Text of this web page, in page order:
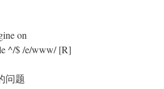
on
^/$ /e/www/ [R]
问题